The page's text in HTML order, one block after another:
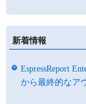
新着情報
EspressReport
から最終的なア